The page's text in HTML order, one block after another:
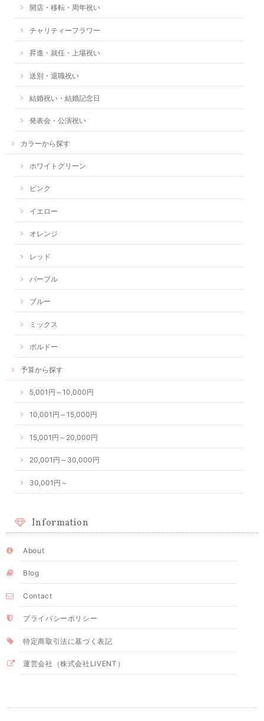
開店・移転・周年祝い
チャリティーフラワー
昇進・就任・上場祝い
送別・退職祝い
結婚祝い・結婚記念日
発表会・公演祝い
カラーから探す
ホワイトグリーン
ピンク
イエロー
オレンジ
レッド
パープル
ブルー
ミックス
ボルドー
予算から探す
5,001円～10,000円
10,001円～15,000円
15,001円～20,000円
20,001円～30,000円
30,001円～
Information
About
Blog
Contact
プライバシーポリシー
特定商取引法に基づく表記
運営会社（株式会社LIVENT）